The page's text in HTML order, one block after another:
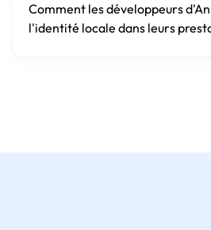
Comment les développeurs
l'identité locale dans leurs